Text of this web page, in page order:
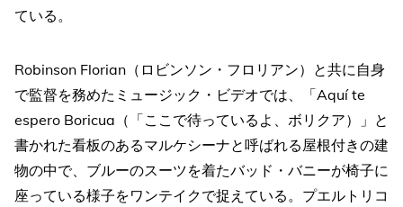
ている。
Robinson Florian（ロビンソン・フロリアン）と共に自身
で監督を務めたミュージック・ビデオでは、「Aquí te
espero Boricua（「ここで待っているよ、ボリクア）」と
書かれた看板のあるマルケシーナと呼ばれる屋根付きの建
物の中で、ブルーのスーツを着たバッド・バニーが椅子に
座っている様子をワンテイクで捉えている。プエルトリコ